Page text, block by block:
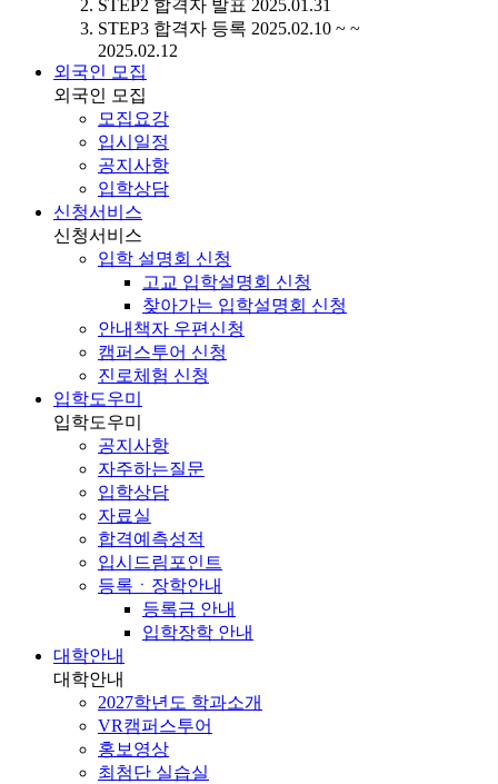
STEP2 합격자 발표 2025.01.31
STEP3 합격자 등록 2025.02.10 ~ ~
2025.02.12
외국인 모집
외국인 모집
모집요강
입시일정
공지사항
입학상담
신청서비스
신청서비스
입학 설명회 신청
고교 입학설명회 신청
찾아가는 입학설명회 신청
안내책자 우편신청
캠퍼스투어 신청
진로체험 신청
입학도우미
입학도우미
공지사항
자주하는질문
입학상담
자료실
합격예측성적
입시드림포인트
등록ㆍ장학안내
등록금 안내
입학장학 안내
대학안내
대학안내
2027학년도 학과소개
VR캠퍼스투어
홍보영상
최첨단 실습실